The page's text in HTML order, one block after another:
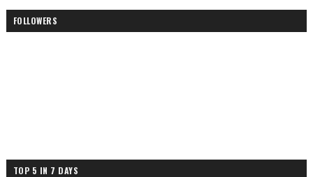
FOLLOWERS
TOP 5 IN 7 DAYS